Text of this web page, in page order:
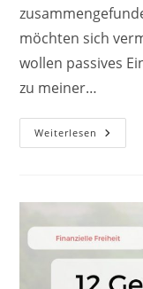
möchten sich
wollen passives
zu meiner…
Weiterlesen Wie
5.000
TOP
+